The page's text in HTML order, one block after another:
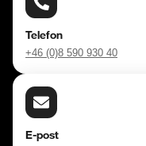
Telefon
+46 (0)8 590 930 40
E-post